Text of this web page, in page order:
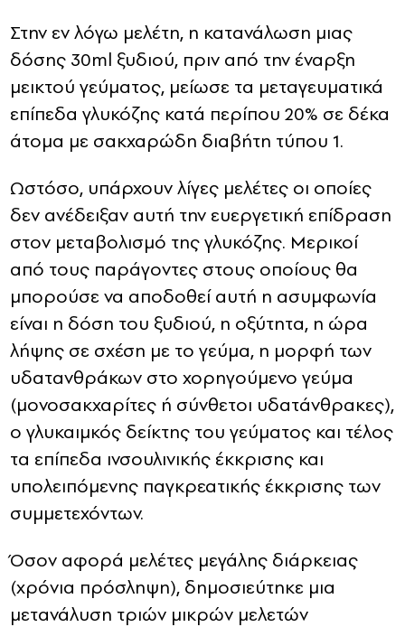
Στην εν λόγω μελέτη, η κατανάλωση μιας
δόσης 30ml ξυδιού, πριν από την έναρξη
μεικτού γεύματος, μείωσε τα μεταγευματικά
επίπεδα γλυκόζης κατά περίπου 20% σε δέκα
άτομα με σακχαρώδη διαβήτη τύπου 1.
Ωστόσο, υπάρχουν λίγες μελέτες οι οποίες
δεν ανέδειξαν αυτή την ευεργετική επίδραση
στον μεταβολισμό της γλυκόζης. Μερικοί
από τους παράγοντες στους οποίους θα
μπορούσε να αποδοθεί αυτή η ασυμφωνία
είναι η δόση του ξυδιού, η οξύτητα, η ώρα
λήψης σε σχέση με το γεύμα, η μορφή των
υδατανθράκων στο χορηγούμενο γεύμα
(μονοσακχαρίτες ή σύνθετοι υδατάνθρακες),
ο γλυκαιμκός δείκτης του γεύματος και τέλος
τα επίπεδα ινσουλινικής έκκρισης και
υπολειπόμενης παγκρεατικής έκκρισης των
συμμετεχόντων.
Όσον αφορά μελέτες μεγάλης διάρκειας
(χρόνια πρόσληψη), δημοσιεύτηκε μια
μετανάλυση τριών μικρών μελετών